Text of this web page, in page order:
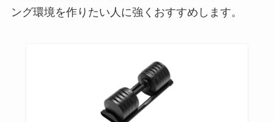
ング環境を作りたい人に強くおすすめします。